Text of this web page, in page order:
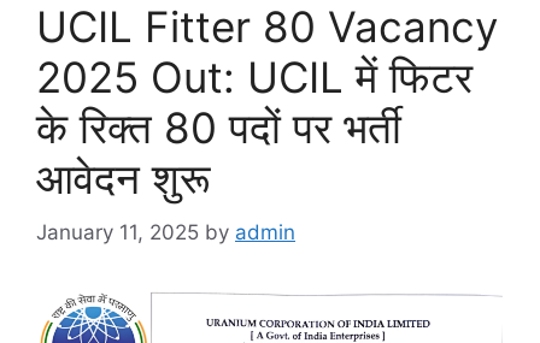
UCIL Fitter 80 Vacancy
2025 Out: UCIL में फिटर
के रिक्त 80 पदों पर भर्ती
आवेदन शुरू
January 11, 2025 by admin